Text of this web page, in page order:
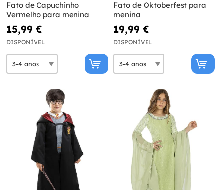
Fato de Capuchinho
Vermelho para menina
15,99 €
DISPONÍVEL
Fato de Oktoberfest para
menina
19,99 €
DISPONÍVEL